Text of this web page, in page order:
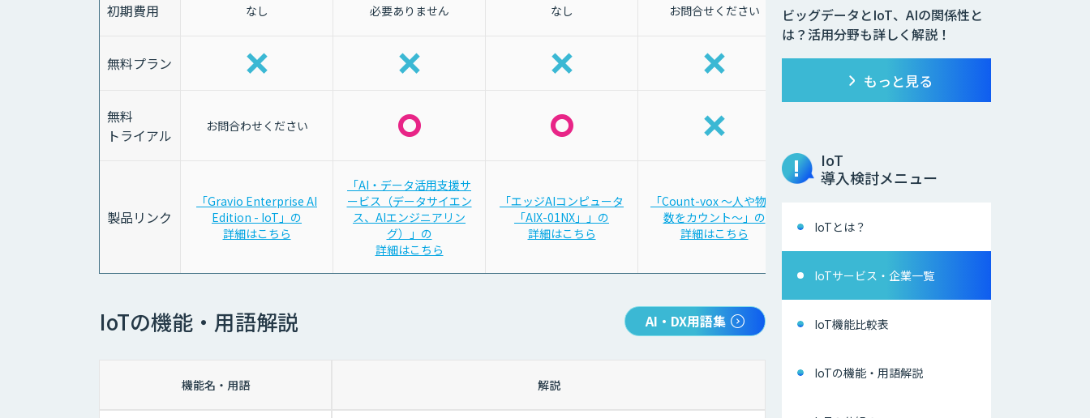
初期費用 なし 必要ありません なし お問合せください お問合せください
無料プラン
無料
トライアル
お問合わせください
製品リンク
「Gravio Enterprise AI
Edition - IoT」の
詳細はこちら
「AI・データ活用支援サ
ービス（データサイエン
ス、AIエンジニアリン
グ）」の
詳細はこちら
「エッジAIコンピュータ
「AIX-01NX」」の
詳細はこちら
「Count-vox 〜人や物の
数をカウント〜」の
詳細はこちら
詳細はこちら
IoTの機能・用語解説 AI・DX用語集
機能名・用語 解説
ビッグデータとIoT、AIの関係性と
は？活用分野も詳しく解説！
もっと見る
IoT
導入検討メニュー
IoTとは？
IoTサービス・企業一覧
IoT機能比較表
IoTの機能・用語解説